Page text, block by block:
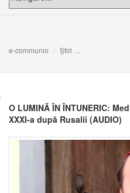
e-communio Știri
O LUMINĂ ÎN ÎNTUNERIC:
XXXI-a după Rusalii (AUDIO)